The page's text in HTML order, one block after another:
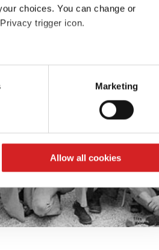
choices. You can change or
trigger icon.
several meters
in the
partners who may combine it with
of their services.
Marketing
Allow all cookies